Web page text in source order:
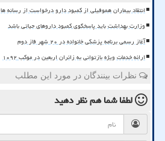
انتقاد بیماران هموفیلی از کمبود دارو درخواست از رسانه ها
وزارت بهداشت باید پاسخگوی کمبود داروهای حیاتی باشد
آغاز رسمی برنامه پزشکی خانواده در ۲۰ شهر فاز دوم
ارائه خدمات ویژه بازتوانی به زائران اربعین در موکب ۱۰۹۲
نظرات بینندگان در مورد این مطلب
لطفا شما همنظر دهید